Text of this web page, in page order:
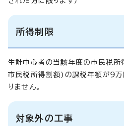
所得制限
生計中心者の当該年度の市民税
市民税所得割額)の課税年額が9万
りません。
対象外の工事